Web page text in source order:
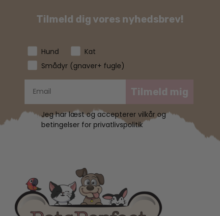
Tilmeld dig vores nyhedsbrev!
Hund
Kat
Smådyr (gnaver+ fugle)
Tilmeld mig
Jeg har læst og accepterer vilkår og
betingelser for privatlivspolitik